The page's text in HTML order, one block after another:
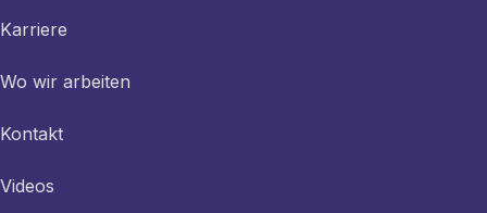
Karriere
Wo wir arbeiten
Kontakt
Videos